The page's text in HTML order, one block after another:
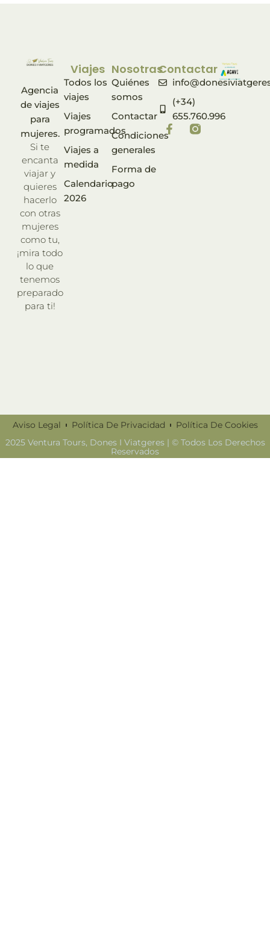
Agencia
de viajes
para
mujeres.
Si te
encanta
viajar y
quieres
hacerlo
con otras
mujeres
como tu,
¡mira todo
lo que
tenemos
preparado
para ti!
Viajes
Todos los
viajes
Viajes
programados
Viajes a
medida
Calendario
2026
Nosotras
Quiénes
somos
Contactar
Condiciones
generales
Forma de
pago
Contactar
(+34)
655.760.996
Aviso Legal Política De Privacidad
Política De Cookies
2025 Ventura Tours, Dones I Viatgeres | © Todos Los Derechos
Reservados